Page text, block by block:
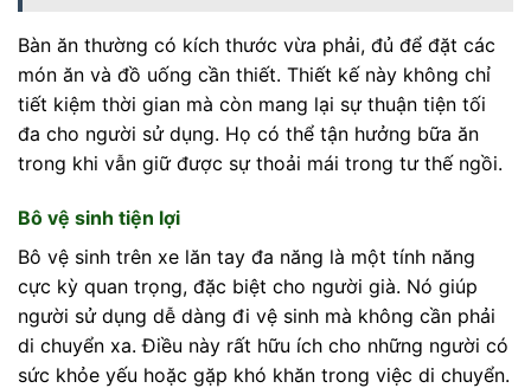
Bàn ăn thường có kích thước vừa phải, đủ để đặt các
món ăn và đồ uống cần thiết. Thiết kế này không chỉ
tiết kiệm thời gian mà còn mang lại sự thuận tiện tối
đa cho người sử dụng. Họ có thể tận hưởng bữa ăn
trong khi vẫn giữ được sự thoải mái trong tư thế ngồi.
Bô vệ sinh tiện lợi
Bô vệ sinh trên xe lăn tay đa năng là một tính năng
cực kỳ quan trọng, đặc biệt cho người già. Nó giúp
người sử dụng dễ dàng đi vệ sinh mà không cần phải
di chuyển xa. Điều này rất hữu ích cho những người có
sức khỏe yếu hoặc gặp khó khăn trong việc di chuyển.